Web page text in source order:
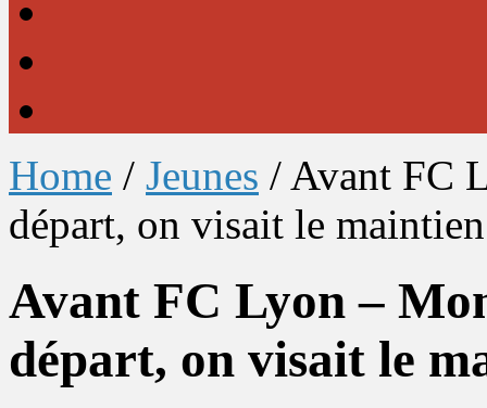
Home / Jeunes / Avant FC
départ, on visait le
Avant FC Lyon –
départ, on visait le